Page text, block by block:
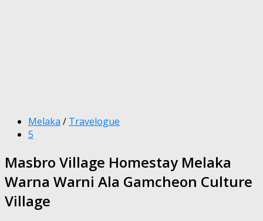
Melaka / Travelogue
5
Masbro Village Homestay Melaka
Warna Warni Ala Gamcheon Culture
Village